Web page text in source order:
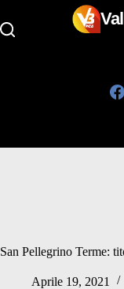
San Pellegrino Terme:
Aprile 19, 2021